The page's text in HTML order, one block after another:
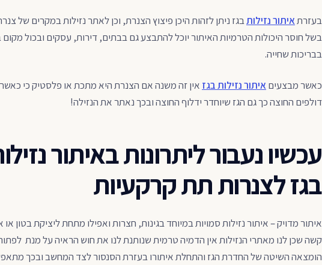
בעזרתאיתור נזילותבגז ניתן לזהות היכן פיצוץ הצנרת, וכן לאתר נזילות במקרים של
בשל חוסר היכולות הטרמיות האיתור יוכל להתבצע גם בבתים, דירות, עסקים ובכול מקום
בבריכות שחייה.
כאשר מבצעיםאיתור נזילות בגז אין זה משנה אם הצנרת היא מתכת או פלסטיק כי כאשר
דולפים החוצה כך גם הגז שיוחדר ידלוף החוצה ובכך נאתר את הנזילה!
עכשיו נעבור ליתרונות באיתור
בגז לצנרות תת קרקעיות
איתור מדויק – איתור נזילות סמויות במיוחד בגינות, חצרות ואפילו מתחת ליציקת בטון
קשה שכן לנו מאתרי הנזילות אין הדמיה טרמית שנותנת לנו את חוש הראיה על מנת
הומצאה השיטה של החדרת הגז והתחלת איתורו בעזרת הסנסור לצד המחשב ובכך